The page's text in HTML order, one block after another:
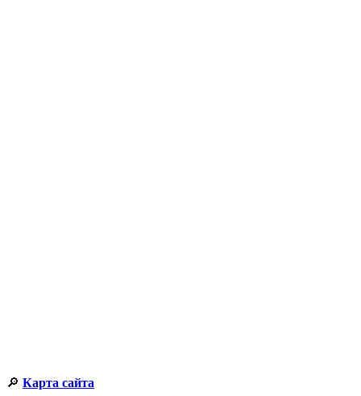
🔎 Карта сайта